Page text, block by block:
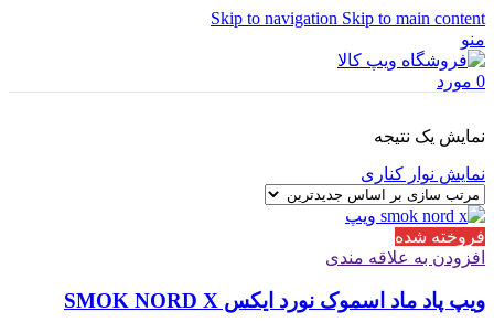
Skip to navigation Skip to main content
منو
0 مورد
نمایش یک نتیجه
نمایش نوار کناری
فروخته شده
افزودن به علاقه مندی
ویپ پاد ماد اسموک نورد ایکس SMOK NORD X